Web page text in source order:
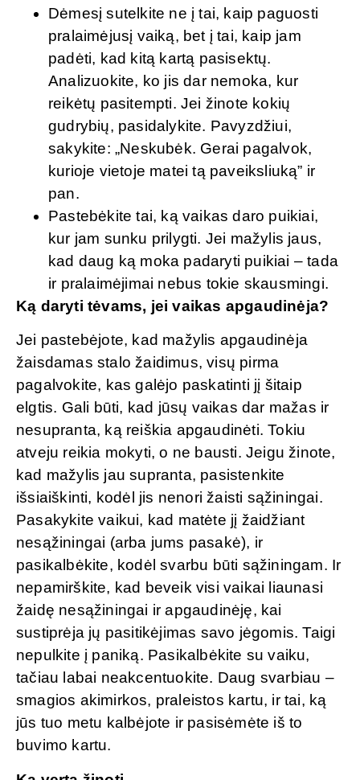
Dėmesį sutelkite ne į tai, kaip paguosti
pralaimėjusį vaiką, bet į tai, kaip jam
padėti, kad kitą kartą pasisektų.
Analizuokite, ko jis dar nemoka, kur
reikėtų pasitempti. Jei žinote kokių
gudrybių, pasidalykite. Pavyzdžiui,
sakykite: „Neskubėk. Gerai pagalvok,
kurioje vietoje matei tą paveiksliuką” ir
pan.
Pastebėkite tai, ką vaikas daro puikiai,
kur jam sunku prilygti. Jei mažylis jaus,
kad daug ką moka padaryti puikiai – tada
ir pralaimėjimai nebus tokie skausmingi.
Ką daryti tėvams, jei vaikas apgaudinėja?
Jei pastebėjote, kad mažylis apgaudinėja
žaisdamas stalo žaidimus, visų pirma
pagalvokite, kas galėjo paskatinti jį šitaip
elgtis. Gali būti, kad jūsų vaikas dar mažas ir
nesupranta, ką reiškia apgaudinėti. Tokiu
atveju reikia mokyti, o ne bausti. Jeigu žinote,
kad mažylis jau supranta, pasistenkite
išsiaiškinti, kodėl jis nenori žaisti sąžiningai.
Pasakykite vaikui, kad matėte jį žaidžiant
nesąžiningai (arba jums pasakė), ir
pasikalbėkite, kodėl svarbu būti sąžiningam. Ir
nepamirškite, kad beveik visi vaikai liaunasi
žaidę nesąžiningai ir apgaudinėję, kai
sustiprėja jų pasitikėjimas savo jėgomis. Taigi
nepulkite į paniką. Pasikalbėkite su vaiku,
tačiau labai neakcentuokite. Daug svarbiau –
smagios akimirkos, praleistos kartu, ir tai, ką
jūs tuo metu kalbėjote ir pasisėmėte iš to
buvimo kartu.